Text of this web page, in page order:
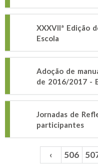
XXXVIIª Edição
Escola
Adoção de
de 2016/2017 -
Jornadas de
participantes
Páginas ‹ 506